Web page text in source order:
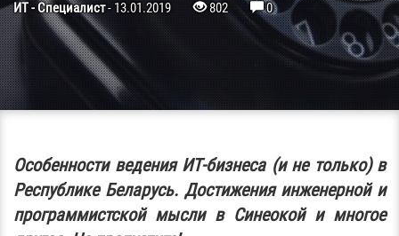
ИТ - Специалист- 13.01.2019 802 0
Особенности ведения ИТ-бизнеса (и не только) в
Республике Беларусь. Достижения инженерной и
программистской мысли в Синеокой и многое